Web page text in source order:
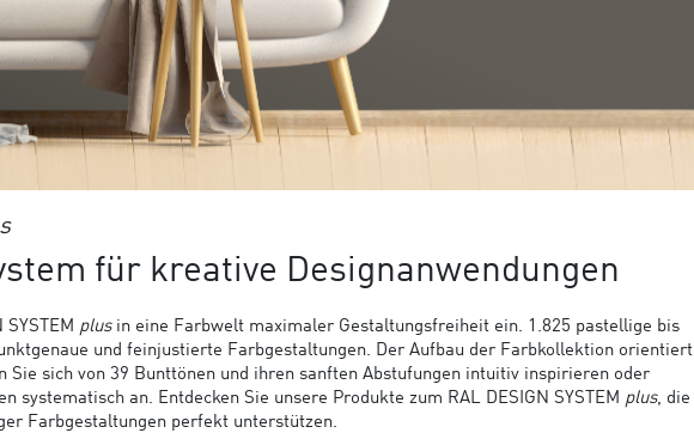
für kreative Designanwendungen
SYSTEM plusin eine Farbwelt maximaler Gestaltungsfreiheit ein. 1.825 pastellige bis
und feinjustierte Farbgestaltungen. Der Aufbau der Farbkollektion orientiert
Sie sich von 39 Bunttönen und ihren sanften Abstufungen intuitiv inspirieren oder
systematisch an. Entdecken Sie unsere Produkte zum RAL DESIGN SYSTEM plus, die
Farbgestaltungen perfekt unterstützen.